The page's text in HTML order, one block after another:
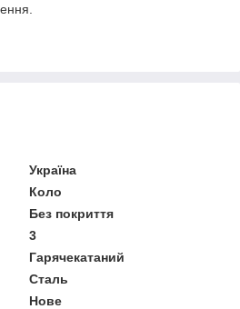
Україна
Коло
Без покриття
3
Гарячекатаний
Сталь
Нове